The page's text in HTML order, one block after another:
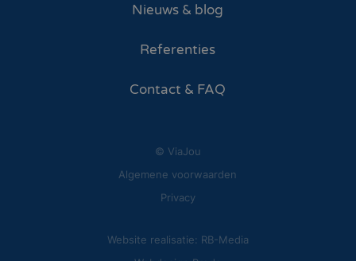
Nieuws & blog
Referenties
Contact & FAQ
© ViaJou
Algemene voorwaarden
Privacy
Website realisatie: RB-Media